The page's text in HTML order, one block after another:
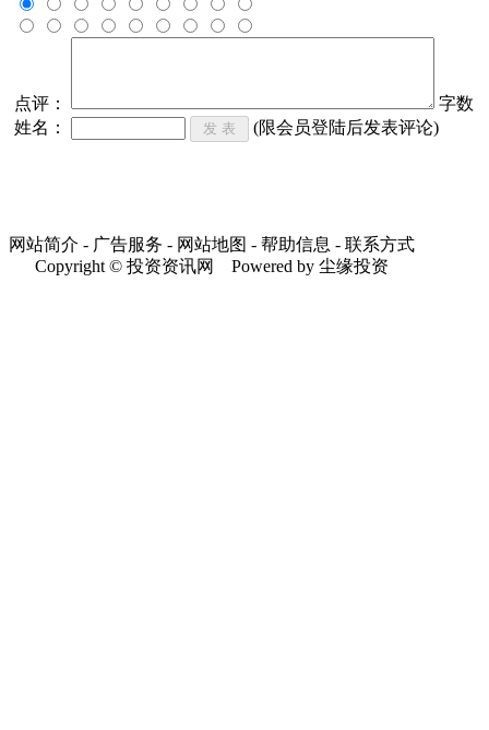
点评：
字数
姓名：
(限会员登陆后发表评论)
网站简介 - 广告服务 - 网站地图 - 帮助信息 - 联系方式
Copyright © 投资资讯网 Powered by 尘缘投资